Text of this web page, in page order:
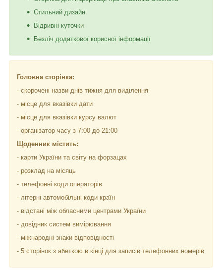
Стильний дизайн
Відривні куточки
Безліч додаткової корисної інформації
Головна сторінка:
- скорочені назви днів тижня для виділення
- місце для вказівки дати
- місце для вказівки курсу валют
- організатор часу з 7:00 до 21:00
Щоденник містить:
- карти України та світу на форзацах
- розклад на місяць
- телефонні коди операторів
- літерні автомобільні коди країн
- відстані між обласними центрами України
- довідник систем вимірювання
- міжнародні знаки відповідності
- 5 сторінок з абеткою в кінці для записів телефонних номерів